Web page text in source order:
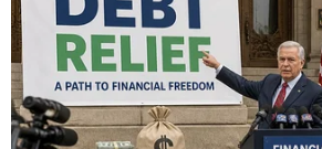
Trung Quốc trong quý 2/2023
thùng/ngày.
Tháng trước, Cơ quan Năng